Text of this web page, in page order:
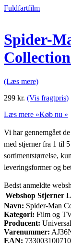
Fuldfartfilm
Spider-
(Læs mere)
299 kr. (Vis fragtpris)
Læs mere »Køb nu »
Vi har gennemgået
med stjerner fra 1 til
sortimentstørrelse,
leveringsformer og
Bedst anmeldte
Webshop Stjerner
Navn: Spider-Man
Kategori: Film og
Producent:
Varenummer:
EAN: